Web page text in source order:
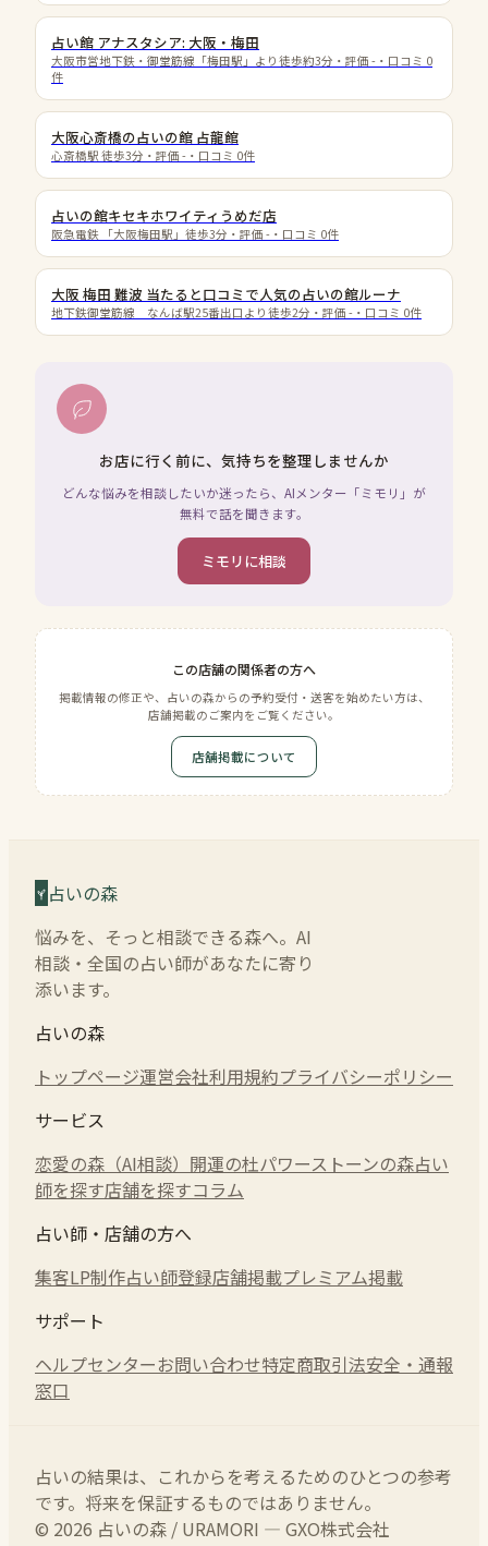
占い館 アナスタシア: 大阪・梅田
大阪市営地下鉄・御堂筋線「梅田駅」より徒歩約3分 ・評価 - ・口コミ 0
件
大阪心斎橋の占いの館 占龍館
心斎橋駅 徒歩3分 ・評価 - ・口コミ 0件
占いの館キセキホワイティうめだ店
阪急電鉄 「大阪梅田駅」徒歩3分 ・評価 - ・口コミ 0件
大阪 梅田 難波 当たると口コミで人気の占いの館ルーナ
地下鉄御堂筋線 なんば駅25番出口より徒歩2分 ・評価 - ・口コミ 0件
お店に行く前に、気持ちを整理しませんか
どんな悩みを相談したいか迷ったら、AIメンター「ミモリ」が
無料で話を聞きます。
ミモリに相談
この店舗の関係者の方へ
掲載情報の修正や、占いの森からの予約受付・送客を始めたい方は、
店舗掲載のご案内をご覧ください。
店舗掲載について
占いの森
悩みを、そっと相談できる森へ。AI
相談・全国の占い師があなたに寄り
添います。
占いの森
トップページ運営会社利用規約プライバシーポリシー
サービス
恋愛の森（AI相談） 開運の杜パワーストーンの森占い
師を探す店舗を探すコラム
占い師・店舗の方へ
集客LP制作占い師登録店舗掲載プレミアム掲載
サポート
ヘルプセンターお問い合わせ特定商取引法安全・通報
窓口
占いの結果は、これからを考えるためのひとつの参考
です。将来を保証するものではありません。
© 2026 占いの森 / URAMORI — GXO株式会社